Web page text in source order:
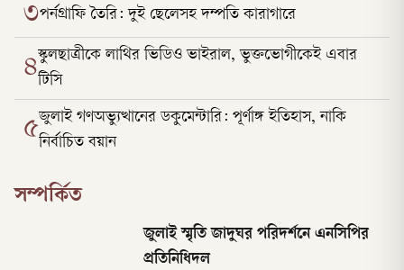
৩পর্নগ্রাফি তৈরি: দুই ছেলেসহ দম্পতি কারাগারে
৪স্কুলছাত্রীকে লাথির ভিডিও ভাইরাল, ভুক্তভোগীকেই এবার
টিসি
৫জুলাই গণঅভ্যুত্থানের ডকুমেন্টারি: পূর্ণাঙ্গ ইতিহাস, নাকি
নির্বাচিত বয়ান
সম্পর্কিত
জুলাই স্মৃতি জাদুঘর পরিদর্শনে এনসিপির
প্রতিনিধিদল